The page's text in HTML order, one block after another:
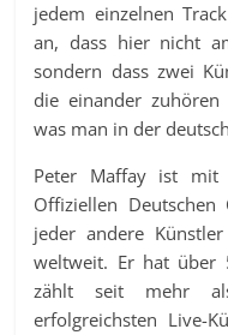
jedem einzelnen
an, dass hier nicht
sondern dass zwei
die einander
was man in der
Peter Maffay ist mit
Offiziellen
jeder andere
weltweit. Er hat über
zählt seit mehr
erfolgreichsten Live-